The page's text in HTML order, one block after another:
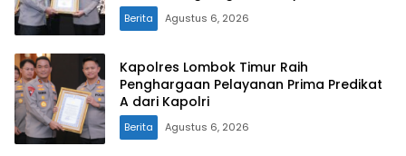
Kapolri
Berita Agustus 6, 2026
Kapolres Lombok Timur Raih
Penghargaan Pelayanan Prima Predikat
A dari Kapolri
Berita Agustus 6, 2026